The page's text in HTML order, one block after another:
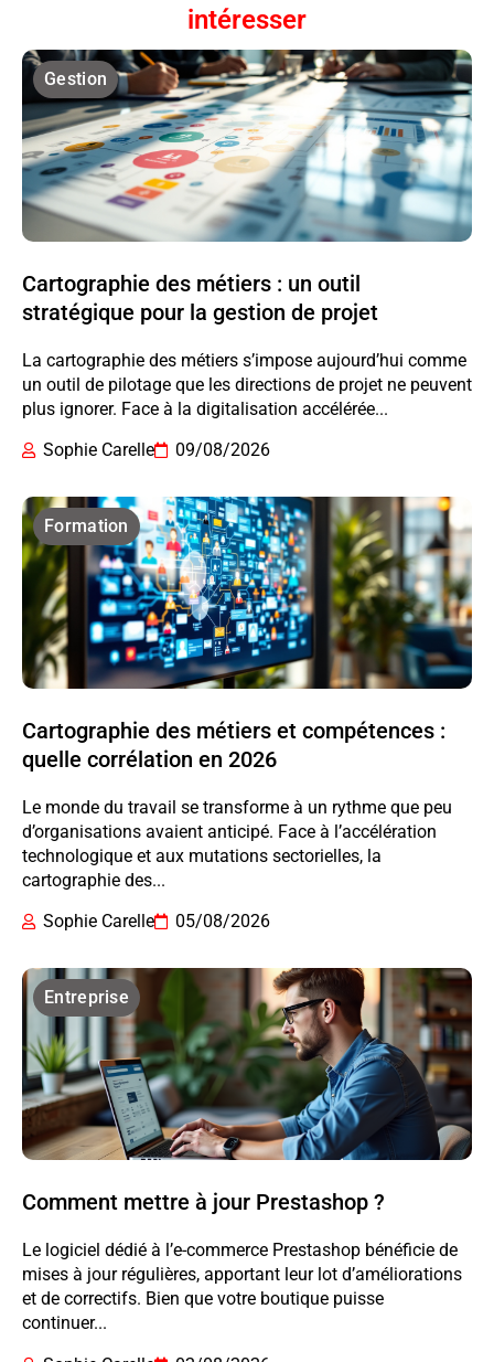
intéresser
Gestion
Cartographie des métiers : un outil
stratégique pour la gestion de projet
La cartographie des métiers s’impose aujourd’hui comme
un outil de pilotage que les directions de projet ne peuvent
plus ignorer. Face à la digitalisation accélérée...
Sophie Carelle
09/08/2026
Formation
Cartographie des métiers et compétences :
quelle corrélation en 2026
Le monde du travail se transforme à un rythme que peu
d’organisations avaient anticipé. Face à l’accélération
technologique et aux mutations sectorielles, la
cartographie des...
Sophie Carelle
05/08/2026
Entreprise
Comment mettre à jour Prestashop ?
Le logiciel dédié à l’e-commerce Prestashop bénéficie de
mises à jour régulières, apportant leur lot d’améliorations
et de correctifs. Bien que votre boutique puisse
continuer...